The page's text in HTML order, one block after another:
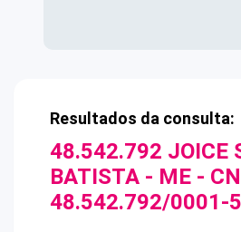
Resultados da consulta:
48.542.792 JOICE
BATISTA - ME -
48.542.792/0001-